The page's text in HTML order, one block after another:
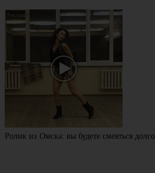
Ролик из Омска: вы будете смеяться долго